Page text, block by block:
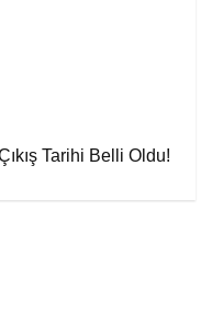
Tarihi Belli Oldu!